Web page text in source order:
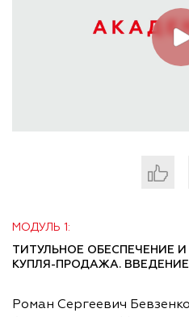
МОДУЛЬ 1:
ТИТУЛЬНОЕ ОБЕСПЕЧЕНИЕ
КУПЛЯ-ПРОДАЖА. ВВЕДЕНИЕ
Роман Сергеевич